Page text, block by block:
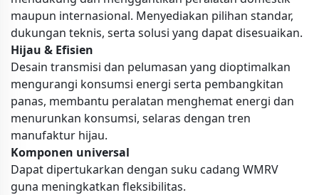
maupun internasional. Menyediakan pilihan standar,
dukungan teknis, serta solusi yang dapat disesuaikan.
Hijau & Efisien
Desain transmisi dan pelumasan yang dioptimalkan
mengurangi konsumsi energi serta pembangkitan
panas, membantu peralatan menghemat energi dan
menurunkan konsumsi, selaras dengan tren
manufaktur hijau.
Komponen universal
Dapat dipertukarkan dengan suku cadang WMRV
guna meningkatkan fleksibilitas.